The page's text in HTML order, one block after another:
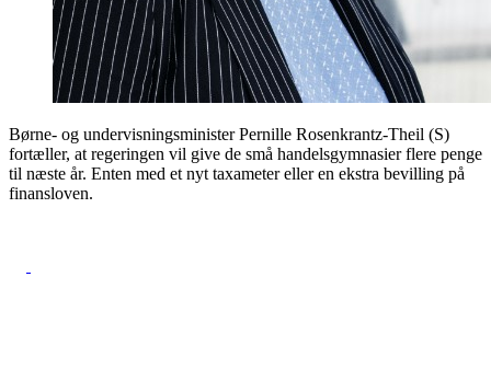
Børne- og undervisningsminister Pernille Rosenkrantz-Theil (S)
fortæller, at regeringen vil give de små handelsgymnasier flere penge
til næste år. Enten med et nyt taxameter eller en ekstra bevilling på
finansloven.